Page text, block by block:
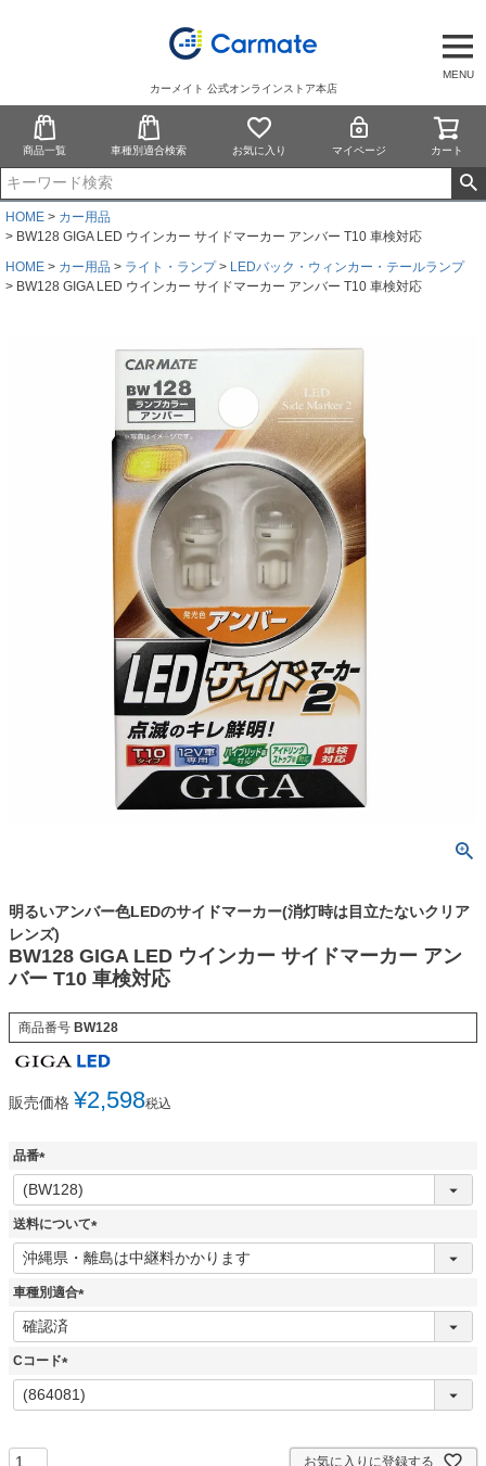
MENU
カーメイト 公式オンラインストア本店
商品一覧 車種別適合検索 お気に入り マイページ カート
HOME
カー用品
BW128 GIGA LED ウインカー サイドマーカー アンバー T10 車検対応
HOME
カー用品 ライト・ランプ
LEDバック・ウィンカー・テールランプ
BW128 GIGA LED ウインカー サイドマーカー アンバー T10 車検対応
明るいアンバー色LEDのサイドマーカー(消灯時は目立たないクリア
レンズ)
BW128 GIGA LED ウインカー サイドマーカー アン
バー T10 車検対応
商品番号 BW128
販売価格 ¥2,598税込
品番
(
必
須
送料について
(
必
車種別適合
(
Cコード
(
必
お気に入りに登録する